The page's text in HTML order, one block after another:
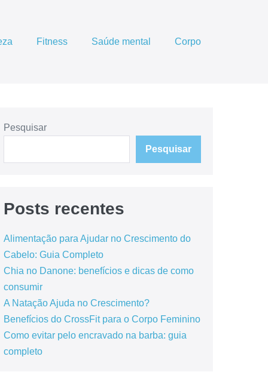
Fitness Saúde mental Corpo
Pesquisar
Pesquisar
Posts recentes
Alimentação para Ajudar no Crescimento do
Cabelo: Guia Completo
Chia no Danone: benefícios e dicas de como
consumir
A Natação Ajuda no Crescimento?
Benefícios do CrossFit para o Corpo Feminino
Como evitar pelo encravado na barba: guia
completo